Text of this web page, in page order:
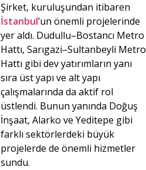
Şirket, kuruluşundan itibaren
İstanbul’un önemli projelerinde
yer aldı. Dudullu–Bostancı Metro
Hattı, Sarıgazi–Sultanbeyli Metro
Hattı gibi dev yatırımların yanı
sıra üst yapı ve alt yapı
çalışmalarında da aktif rol
üstlendi. Bunun yanında Doğuş
İnşaat, Alarko ve Yeditepe gibi
farklı sektörlerdeki büyük
projelerde de önemli hizmetler
sundu.